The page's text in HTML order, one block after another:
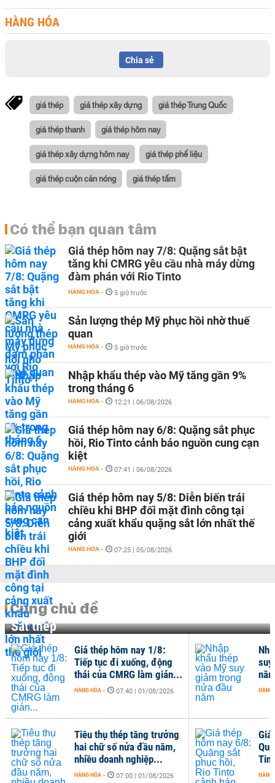
HÀNG HÓA
Chia sẻ
giá thép giá thép xây dựng giá thép Trung Quốc
giá thép thanh giá thép hôm nay
giá thép xây dựng hôm nay giá thép phế liệu
giá thép cuộn cán nóng giá thép tấm
Có thể bạn quan tâm
Giá thép hôm nay 7/8: Quặng sắt bật
tăng khi CMRG yêu cầu nhà máy dừng
đàm phán với Rio Tinto
HÀNG HÓA - 5 giờ trước
Sản lượng thép Mỹ phục hồi nhờ thuế
quan
HÀNG HÓA - 5 giờ trước
Nhập khẩu thép vào Mỹ tăng gần 9%
trong tháng 6
HÀNG HÓA - 12:21 | 06/08/2026
Giá thép hôm nay 6/8: Quặng sắt phục
hồi, Rio Tinto cảnh báo nguồn cung cạn
kiệt
HÀNG HÓA - 07:41 | 06/08/2026
Giá thép hôm nay 5/8: Diễn biến trái
chiều khi BHP đối mặt đình công tại
cảng xuất khẩu quặng sắt lớn nhất thế
giới
HÀNG HÓA - 07:25 | 05/08/2026
Cùng chủ đề
Sắt thép
HÀNG
Giá thép hôm nay 1/8:
Tiếp tục đi xuống, động
thái của CMRG làm gián...
HÀNG HÓA - 07:40 | 01/08/2026
Tiêu thụ thép tăng trưởng
hai chữ số nửa đầu năm,
nhiều doanh nghiệp...
HÀNG HÓA - 07:00 | 01/08/2026
HÀNG